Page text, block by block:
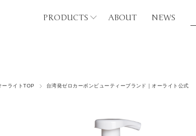
PRODUCTS ABOUT NEWS
ーライトTOP 台湾発ゼロカーボンビューティーブランド｜オーライト公式